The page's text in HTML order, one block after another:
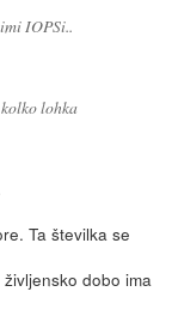
IOPSi..
lohka
Ta številka se
dobo ima